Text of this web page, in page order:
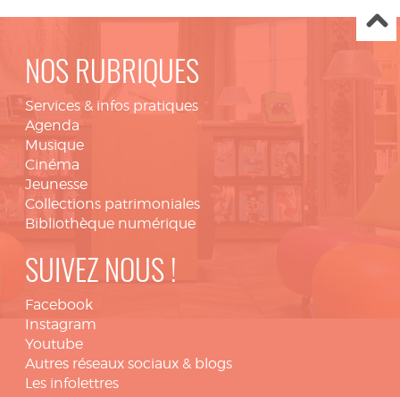
NOS RUBRIQUES
Services & infos pratiques
Agenda
Musique
Cinéma
Jeunesse
Collections patrimoniales
Bibliothèque numérique
SUIVEZ NOUS !
Facebook
Instagram
Youtube
Autres réseaux sociaux & blogs
Les infolettres